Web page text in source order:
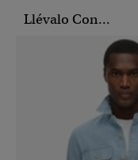
Llévalo Con...